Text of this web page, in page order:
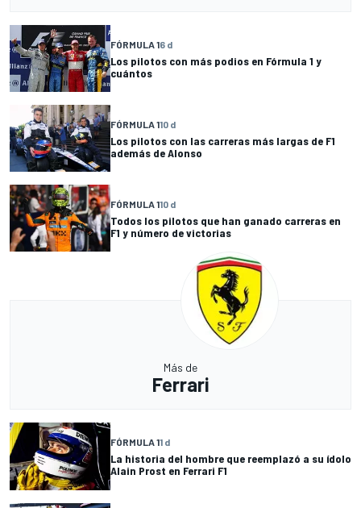
FÓRMULA 16 d
Los pilotos con más podios en Fórmula 1 y
cuántos
FÓRMULA 110 d
Los pilotos con las carreras más largas de F1
además de Alonso
FÓRMULA 110 d
Todos los pilotos que han ganado carreras en
F1 y número de victorias
Más de
Ferrari
FÓRMULA 11 d
La historia del hombre que reemplazó a su ídolo
Alain Prost en Ferrari F1